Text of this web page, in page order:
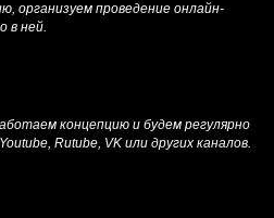
организуем проведение онлайн-
в ней.
концепцию и будем регулярно
Rutube, VK или других каналов.